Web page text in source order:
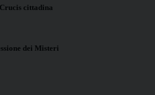
cittadina
dei Misteri